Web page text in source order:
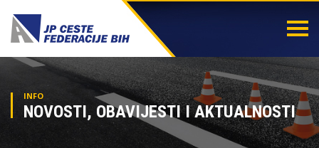
INFO
NOVOSTI, OBAVIJESTI I AKTUALNOSTI